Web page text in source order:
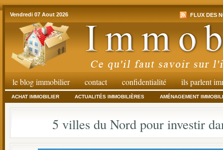
Vendredi 07 Aout 2026 FLUX DES
le blog immobilier contact confidentialité ils parlent
ACHAT IMMOBILIER ACTUALITÉS IMMOBILIÈRES AMÉNAGEMENT
5 villes du Nord pour investir